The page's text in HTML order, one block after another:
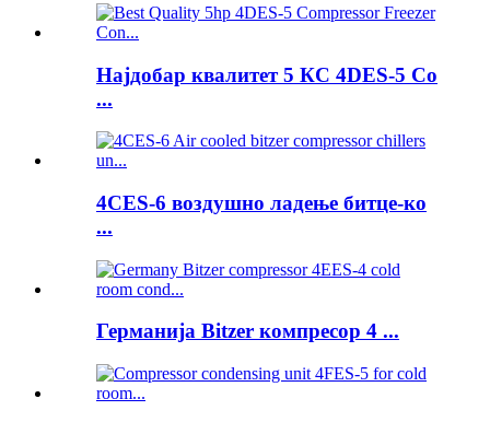
Најдобар квалитет 5 КС 4DES-5 Co
...
4CES-6 воздушно ладење битце-ко
...
Германија Bitzer компресор 4 ...